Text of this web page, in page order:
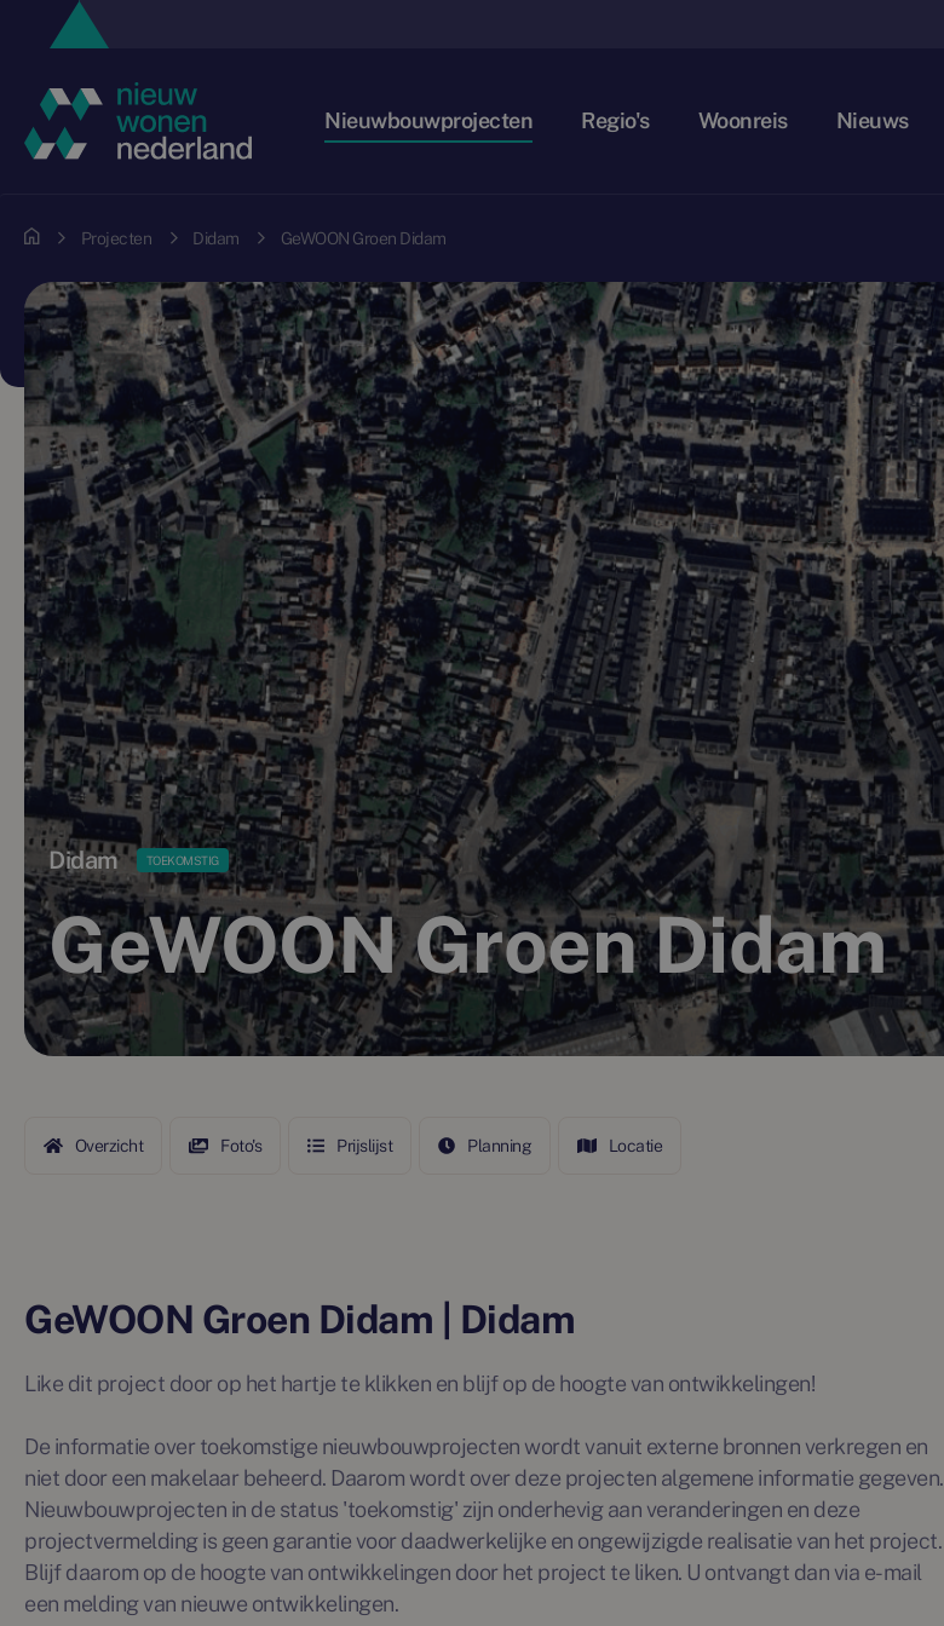
Nieuwbouwprojecten Regio's Woonreis Nieuws
Projecten Didam GeWOON Groen Didam
Didam TOEKOMSTIG
GeWOON Groen Didam
Overzicht Foto's Prijslijst Planning Locatie
GeWOON Groen Didam | Didam
Like dit project door op het hartje te klikken en blijf op de hoogte van ontwikkelingen!
De informatie over toekomstige nieuwbouwprojecten wordt vanuit externe bronnen verkregen en
niet door een makelaar beheerd. Daarom wordt over deze projecten algemene informatie gegeven.
Nieuwbouwprojecten in de status 'toekomstig' zijn onderhevig aan veranderingen en deze
projectvermelding is geen garantie voor daadwerkelijke en ongewijzigde realisatie van het project.
Blijf daarom op de hoogte van ontwikkelingen door het project te liken. U ontvangt dan via e-mail
een melding van nieuwe ontwikkelingen.